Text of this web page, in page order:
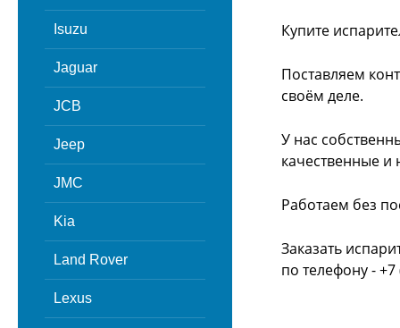
Isuzu
Jaguar
JCB
Jeep
JMC
Kia
Land Rover
Lexus
Купите
Поставляем
своём деле.
У нас
качественные и
Работаем без
Заказать
по телефону -